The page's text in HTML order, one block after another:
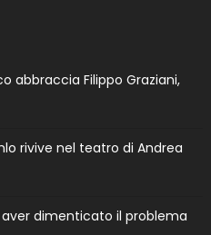
abbraccia Filippo Graziani,
rivive nel teatro di Andrea
dimenticato il problema